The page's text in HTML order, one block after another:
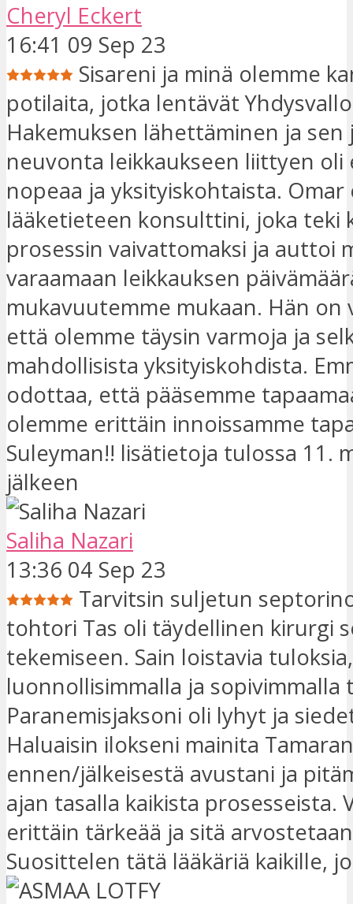
Cheryl Eckert
16:41 09 Sep 23
Sisareni ja minä olemme
potilaita, jotka lentävät
Hakemuksen lähettäminen ja sen
neuvonta leikkaukseen liittyen
nopeaa ja yksityiskohtaista. Omar
lääketieteen konsulttini, joka teki
prosessin vaivattomaksi ja auttoi
varaamaan leikkauksen
mukavuutemme mukaan. Hän on
että olemme täysin varmoja ja
mahdollisista yksityiskohdista.
odottaa, että pääsemme
olemme erittäin innoissamme
Suleyman!! lisätietoja tulossa 11.
jälkeen
Saliha Nazari
13:36 04 Sep 23
Tarvitsin suljetun
tohtori Tas oli täydellinen kirurgi
tekemiseen. Sain loistavia
luonnollisimmalla ja sopivimmalla
Paranemisjaksoni oli lyhyt ja
Haluaisin ilokseni mainita
ennen/jälkeisestä avustani ja
ajan tasalla kaikista prosesseista.
erittäin tärkeää ja sitä
Suosittelen tätä lääkäriä kaikille,